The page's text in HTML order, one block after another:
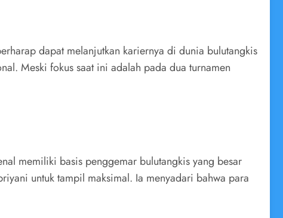
dapat melanjutkan kariernya di dunia bulutangkis
Meski fokus saat ini adalah pada dua turnamen
memiliki basis penggemar bulutangkis yang besar
untuk tampil maksimal. Ia menyadari bahwa para